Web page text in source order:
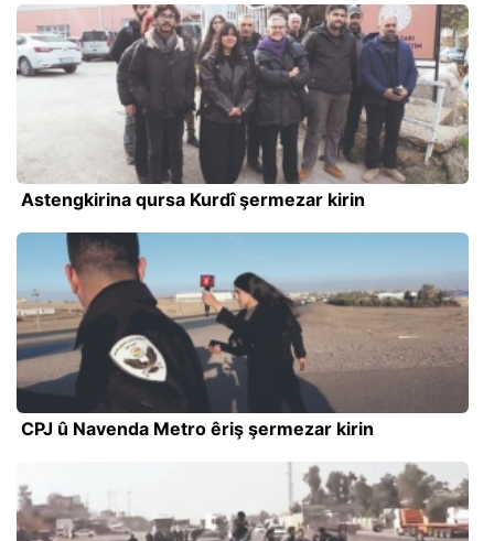
Astengkirina qursa Kurdî şermezar kirin
CPJ û Navenda Metro êriş şermezar kirin